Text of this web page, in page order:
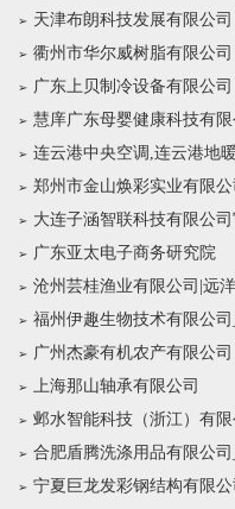
天津布朗科技发展有限公司
衢州市华尔威树脂有限公司
广东上贝制冷设备有限公司
慧庠广东母婴健康科技有限
连云港中央空调,连云港地暖,爱
郑州市金山焕彩实业有限公
大连子涵智联科技有限公
广东亚太电子商务研究院
沧州芸桂渔业有限公司|远
福州伊趣生物技术有限公
广州杰豪有机农产有限公司，开发农庄
上海那山轴承有限公司
邺水智能科技（浙江）有限
合肥盾腾洗涤用品有限公
宁夏巨龙发彩钢结构有限公